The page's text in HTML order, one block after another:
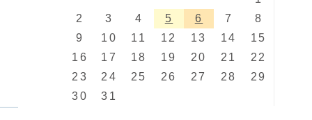
2
3 4 5 6 7
8
9
10 11 12 13 14
15
16
17 18 19 20 21
22
23
24 25 26 27 28
29
30
31